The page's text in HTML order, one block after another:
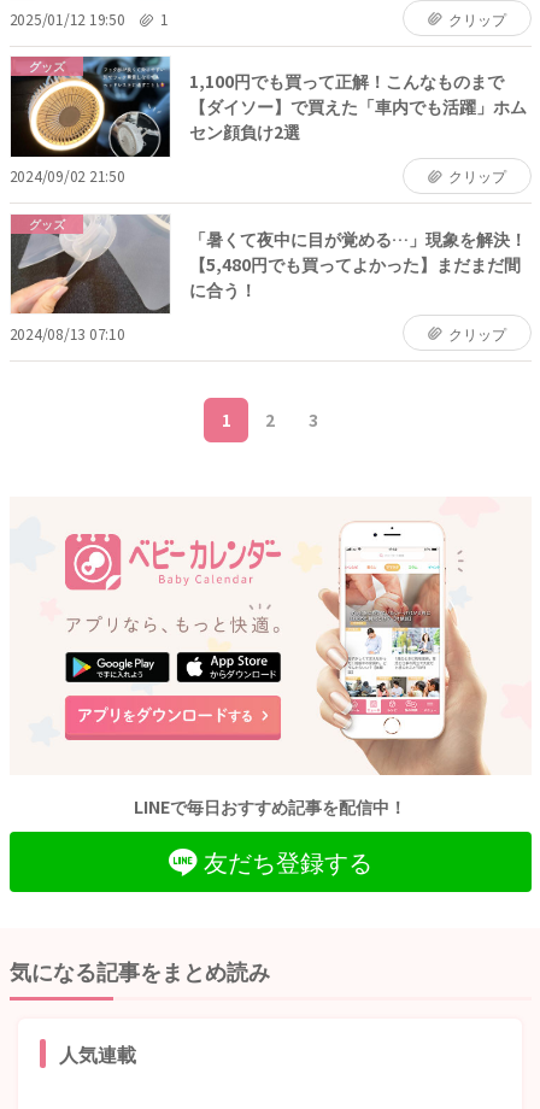
2025/01/12 19:50 1 クリップ
グッズ
1,100円でも買って正解！こんなものまで
【ダイソー】で買えた「車内でも活躍」ホム
セン顔負け2選
2024/09/02 21:50 クリップ
グッズ
「暑くて夜中に目が覚める…」現象を解決！
【5,480円でも買ってよかった】まだまだ間
に合う！
2024/08/13 07:10 クリップ
1 2 3
LINEで毎日おすすめ記事を配信中！
友だち登録する
気になる記事をまとめ読み
人気連載